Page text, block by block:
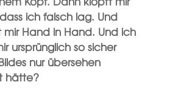
ich falsch lag. Und
mir Hand in Hand. Und ich
ursprünglich so sicher
nur übersehen
hätte?